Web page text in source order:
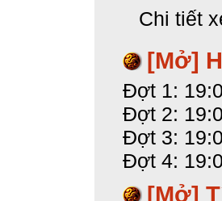
Chi tiết
[Mở]
Đợt 1:
Đợt 2:
Đợt 3:
Đợt 4:
[Mở]